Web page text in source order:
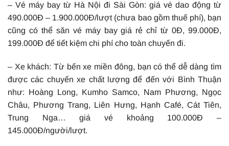
– Vé máy bay từ Hà Nội đi Sài Gòn: giá vé dao động từ
490.000Đ – 1.900.000Đ/lượt (chưa bao gồm thuế phí), bạn
cũng có thể săn vé máy bay giá rẻ chỉ từ 0Đ, 99.000Đ,
199.000Đ để tiết kiệm chi phí cho toàn chuyến đi.
– Xe khách: Từ bến xe miền đông, bạn có thể dễ dàng tìm
được các chuyến xe chất lượng để đến với Bình Thuận
như: Hoàng Long, Kumho Samco, Nam Phương, Ngọc
Châu, Phương Trang, Liên Hưng, Hạnh Café, Cát Tiên,
Trung Nga… giá vé khoảng 100.000Đ –
145.000Đ/người/lượt.